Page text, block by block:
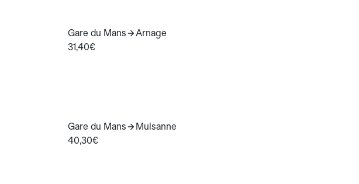
Gare du Mans
Arnage
31,40€
Gare du Mans
Mulsanne
40,30€